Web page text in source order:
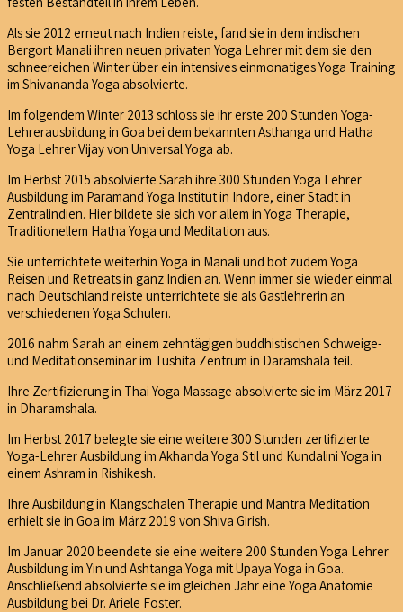
Als sie 2012 erneut nach Indien reiste, fand sie in dem indischen
Bergort Manali ihren neuen privaten Yoga Lehrer mit dem sie den
schneereichen Winter über ein intensives einmonatiges Yoga Training
im Shivananda Yoga absolvierte.
Im folgendem Winter 2013 schloss sie ihr erste 200 Stunden Yoga-
Lehrerausbildung in Goa bei dem bekannten Asthanga und Hatha
Yoga Lehrer Vijay von Universal Yoga ab.
Im Herbst 2015 absolvierte Sarah ihre 300 Stunden Yoga Lehrer
Ausbildung im Paramand Yoga Institut in Indore, einer Stadt in
Zentralindien. Hier bildete sie sich vor allem in Yoga Therapie,
Traditionellem Hatha Yoga und Meditation aus.
Sie unterrichtete weiterhin Yoga in Manali und bot zudem Yoga
Reisen und Retreats in ganz Indien an. Wenn immer sie wieder einmal
nach Deutschland reiste unterrichtete sie als Gastlehrerin an
verschiedenen Yoga Schulen.
2016 nahm Sarah an einem zehntägigen buddhistischen Schweige-
und Meditationseminar im Tushita Zentrum in Daramshala teil.
Ihre Zertifizierung in Thai Yoga Massage absolvierte sie im März 2017
in Dharamshala.
Im Herbst 2017 belegte sie eine weitere 300 Stunden zertifizierte
Yoga-Lehrer Ausbildung im Akhanda Yoga Stil und Kundalini Yoga in
einem Ashram in Rishikesh.
Ihre Ausbildung in Klangschalen Therapie und Mantra Meditation
erhielt sie in Goa im März 2019 von Shiva Girish.
Im Januar 2020 beendete sie eine weitere 200 Stunden Yoga Lehrer
Ausbildung im Yin und Ashtanga Yoga mit Upaya Yoga in Goa.
Anschließend absolvierte sie im gleichen Jahr eine Yoga Anatomie
Ausbildung bei Dr. Ariele Foster.